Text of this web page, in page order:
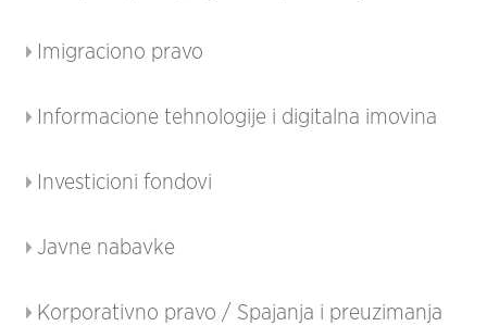
Imigraciono pravo
Informacione tehnologije i digitalna imovina
Investicioni fondovi
Javne nabavke
Korporativno pravo / Spajanja i preuzimanja